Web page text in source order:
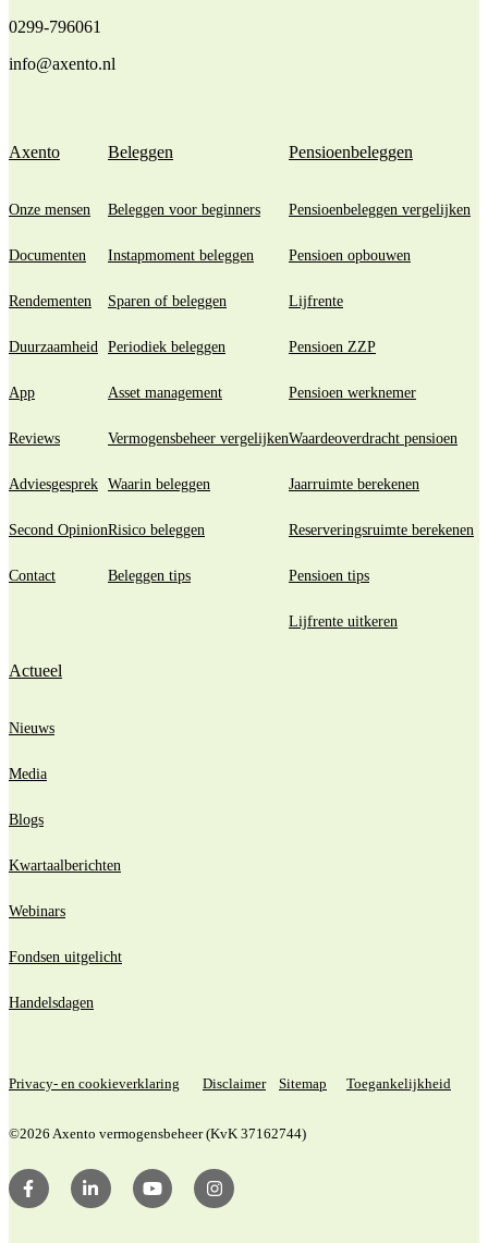
0299-796061
info@axento.nl
Axento
Onze mensen
Documenten
Rendementen
Duurzaamheid
App
Reviews
Adviesgesprek
Second Opinion
Contact
Beleggen
Beleggen voor beginners
Instapmoment beleggen
Sparen of beleggen
Periodiek beleggen
Asset management
Vermogensbeheer vergelijken
Waarin beleggen
Risico beleggen
Beleggen tips
Pensioenbeleggen
Pensioenbeleggen vergelijken
Pensioen opbouwen
Lijfrente
Pensioen ZZP
Pensioen werknemer
Waardeoverdracht pensioen
Jaarruimte berekenen
Reserveringsruimte berekenen
Pensioen tips
Lijfrente uitkeren
Actueel
Nieuws
Media
Blogs
Kwartaalberichten
Webinars
Fondsen uitgelicht
Handelsdagen
Privacy- en cookieverklaring Disclaimer Sitemap Toegankelijkheid
©2026 Axento vermogensbeheer (KvK 37162744)